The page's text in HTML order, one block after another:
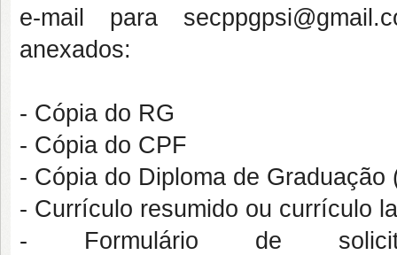
e-mail para
anexados:
- Cópia do RG
- Cópia do CPF
- Cópia do Diploma de
- Currículo resumido ou currículo
- Formulário de